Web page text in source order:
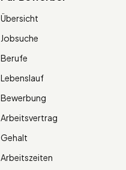
Übersicht
Jobsuche
Berufe
Lebenslauf
Bewerbung
Arbeitsvertrag
Gehalt
Arbeitszeiten